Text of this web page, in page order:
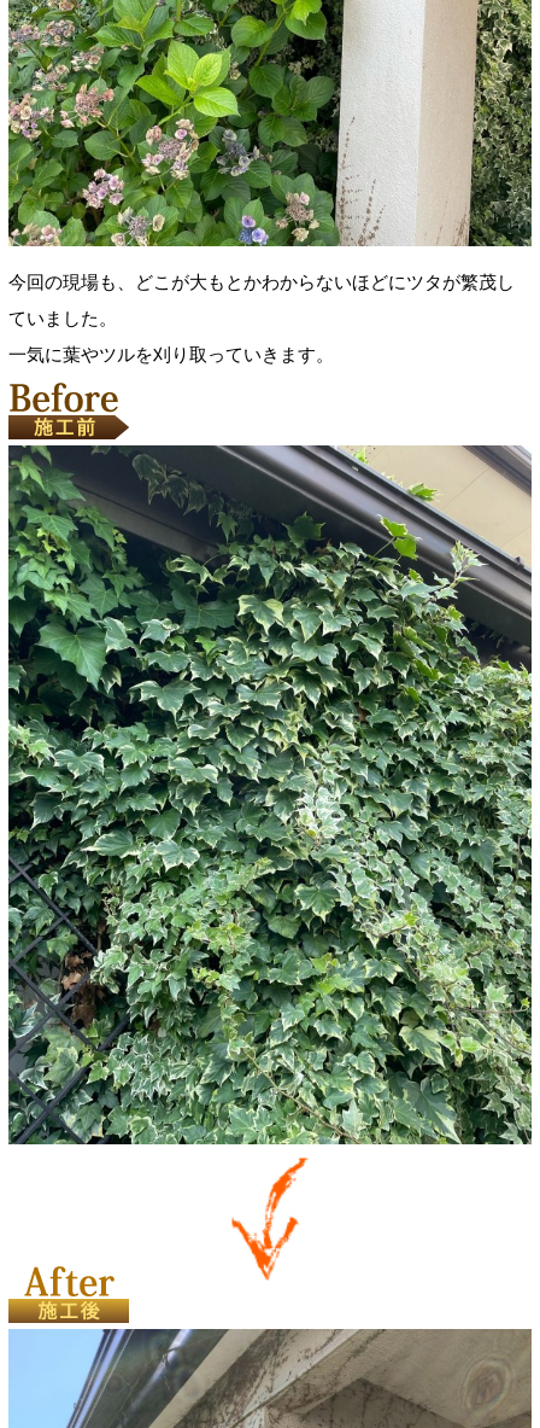
今回の現場も、どこが大もとかわからないほどにツタが繁茂し
ていました。
一気に葉やツルを刈り取っていきます。